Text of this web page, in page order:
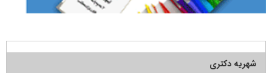
شهریه دکتری